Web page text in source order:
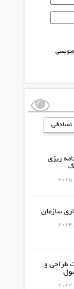
تصادفی
ریزی
سازمان
طراحی و